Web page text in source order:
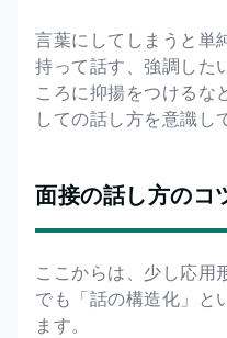
言葉にしてしまうと単
持って話す、強調した
ころに抑揚をつけるな
しての話し方を意識し
面接の話し方のコ
ここからは、少し応用
でも「話の構造化」と
ます。